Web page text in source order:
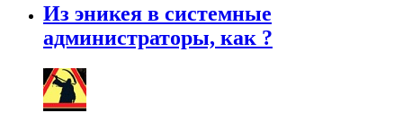
Из эникея в системные
администраторы, как ?